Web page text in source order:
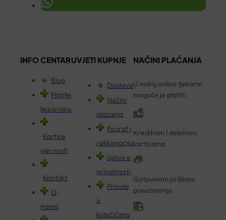
INFO CENTAR
Blog
Pitajte
ljekarnika
Kartice
vjernosti
Kontakt
O
nama
UVJETI KUPNJE
Dostava
Načini
plaćanja
Povrat i
reklamacija
Izjava o
privatnosti
Pravila
o
kolačićima
NAČINI PLAĆANJA
U našoj online ljekarni
moguće je platiti:
Kreditnim i debitnim
karticama
Gotovinom prilikom
preuzimanja